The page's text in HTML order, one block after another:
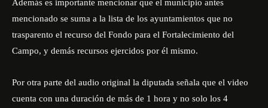
Además es importante mencionar que el municipio antes
mencionado se suma a la lista de los ayuntamientos que no
trasparento el recurso del Fondo para el Fortalecimiento del
Campo, y demás recursos ejercidos por él mismo.
Por otra parte del audio original la diputada señala que el video
cuenta con una duración de más de 1 hora y no solo los 4